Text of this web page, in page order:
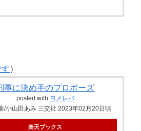
）
事に決め手のプロポーズ
posted with ヨメレバ
/小山田あみ 三交社 2023年02月20日頃
楽天ブックス